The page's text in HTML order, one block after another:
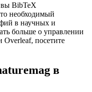
вы BibTeX
необходимый
в научных и
больше о управлении
посетите
в